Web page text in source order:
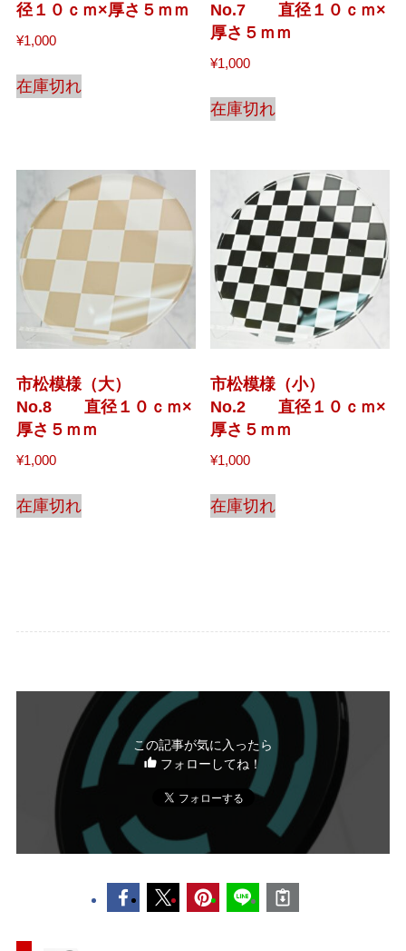
径１０ｃｍ×厚さ５ｍｍ
¥1,000
在庫切れ
No.7 直径１０ｃｍ×
厚さ５ｍｍ
¥1,000
在庫切れ
市松模様（大）
No.8 直径１０ｃｍ×
厚さ５ｍｍ
¥1,000
在庫切れ
市松模様（小）
No.2 直径１０ｃｍ×
厚さ５ｍｍ
¥1,000
在庫切れ
この記事が気に入ったら
フォローしてね！